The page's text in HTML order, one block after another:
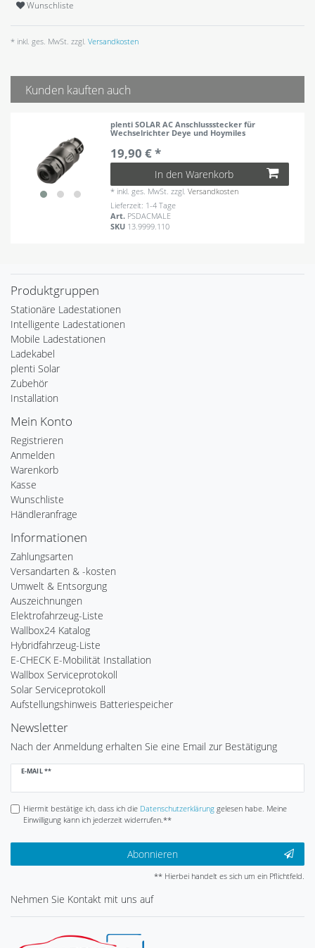
Wunschliste
* inkl. ges. MwSt. zzgl. Versandkosten
Kunden kauften auch
plenti SOLAR AC Anschlussstecker für
Wechselrichter Deye und Hoymiles
19,90 € *
In den Warenkorb
* inkl. ges. MwSt. zzgl.Versandkosten
Lieferzeit: 1-4 Tage
Art. PSDACMALE
SKU 13.9999.110
Produktgruppen
Stationäre Ladestationen
Intelligente Ladestationen
Mobile Ladestationen
Ladekabel
plenti Solar
Zubehör
Installation
Mein Konto
Registrieren
Anmelden
Warenkorb
Kasse
Wunschliste
Händleranfrage
Informationen
Zahlungsarten
Versandarten & -kosten
Umwelt & Entsorgung
Auszeichnungen
Elektrofahrzeug-Liste
Wallbox24 Katalog
Hybridfahrzeug-Liste
E-CHECK E-Mobilität Installation
Wallbox Serviceprotokoll
Solar Serviceprotokoll
Aufstellungshinweis Batteriespeicher
Newsletter
Nach der Anmeldung erhalten Sie eine Email zur Bestätigung
E-MAIL **
Newsletter
Hiermit bestätige ich, dass ich die Daten­schutz­erklärunggelesen habe. Meine
Einwilligung kann ich jederzeit widerrufen.**
Abonnieren
** Hierbei handelt es sich um ein Pflichtfeld.
Nehmen Sie Kontakt mit uns auf